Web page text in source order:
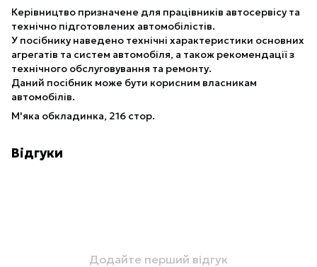
Керівництво призначене для працівників автосервісу та
технічно підготовлених автомобілістів.
У посібнику наведено технічні характеристики основних
агрегатів та систем автомобіля, а також рекомендації з
технічного обслуговування та ремонту.
Даний посібник може бути корисним власникам
автомобілів.
М'яка обкладинка, 216 стор.
Відгуки
Додайте перший відгук